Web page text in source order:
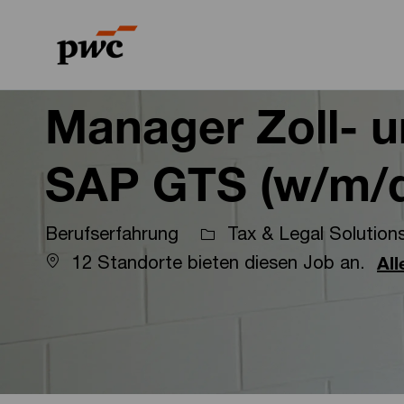
Manager Zoll-
SAP GTS (w/m/
Berufserfahrung
Tax & Legal
12 Standorte bieten diesen Job an.